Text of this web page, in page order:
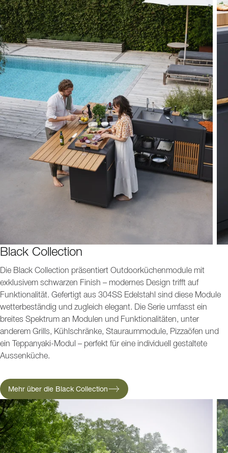
Black Collection
Die Black Collection präsentiert Outdoorküchenmodule mit
exklusivem schwarzen Finish – modernes Design trifft auf
Funktionalität. Gefertigt aus 304SS Edelstahl sind diese Module
wetterbeständig und zugleich elegant. Die Serie umfasst ein
breites Spektrum an Modulen und Funktionalitäten, unter
anderem Grills, Kühlschränke, Stauraummodule, Pizzaöfen und
ein Teppanyaki-Modul – perfekt für eine individuell gestaltete
Aussenküche.
Mehr über die Black Collection